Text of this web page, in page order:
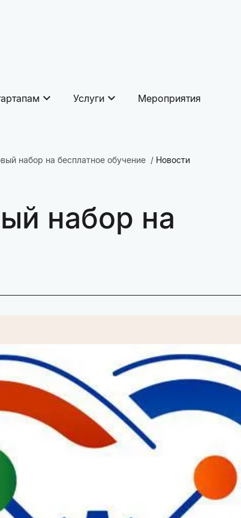
Услуги Мероприятия
набор на бесплатное обучение Новости
набор на